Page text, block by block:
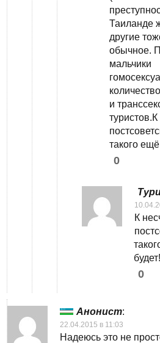
Таиланде
другие
обычное.
мальчики
и
такого ещё
0
К
будет!
0
Анонист:
22.04.2015 в 11:03
Надеюсь это не